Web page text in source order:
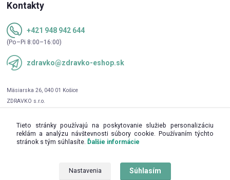
Kontakty
+421 948 942 644
(Po–Pi 8:00–16:00)
zdravko@zdravko-eshop.sk
Tieto stránky používajú na poskytovanie služieb personalizáciu
reklám a analýzu návštevnosti súbory cookie. Používaním týchto
stránok s tým súhlasíte. Ďalšie informácie
Nastavenia Súhlasím